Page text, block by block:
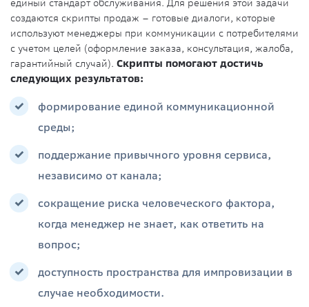
единый стандарт обслуживания. Для решения этой задачи
создаются скрипты продаж – готовые диалоги, которые
используют менеджеры при коммуникации с потребителями
с учетом целей (оформление заказа, консультация, жалоба,
гарантийный случай). Скрипты помогают достичь
следующих результатов:
формирование единой коммуникационной
среды;
поддержание привычного уровня сервиса,
независимо от канала;
сокращение риска человеческого фактора,
когда менеджер не знает, как ответить на
вопрос;
доступность пространства для импровизации в
случае необходимости.